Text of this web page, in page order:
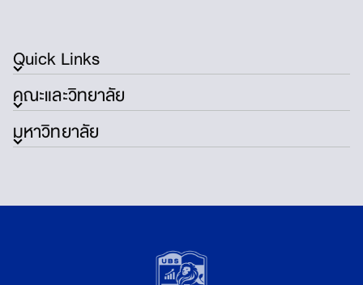
Quick Links
คณะและวิทยาลัย
มหาวิทยาลัย